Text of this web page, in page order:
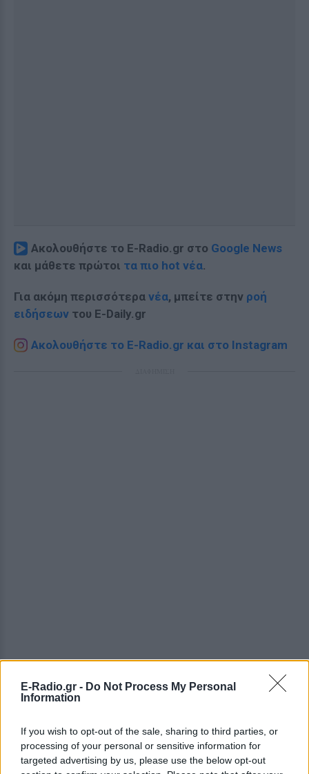
E-Radio.gr - Do Not Process My Personal
Information
If you wish to opt-out of the sale, sharing to third parties, or
processing of your personal or sensitive information for
targeted advertising by us, please use the below opt-out
Ακολουθήστε το E-Radio.gr στο Google News
και μάθετε πρώτοι τα πιο hot νέα.
Για ακόμη περισσότερα νέα, μπείτε στην ροή
ειδήσεων του E-Daily.gr
Ακολουθήστε το E-Radio.gr και στο Instagram
ΔΕΙΤΕ ΕΠΙΣΗΣ
ΣΤΗΝ ΙΔΙΑ ΚΑΤΗΓΟΡΙΑ